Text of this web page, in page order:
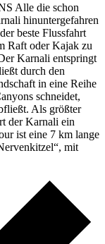
Alle die schon
hinuntergefahren
beste Flussfahrt
Raft oder Kajak zu
Karnali entspringt
durch den
in eine Reihe
schneidet,
Als größter
der Karnali ein
ist eine 7 km lange
mit